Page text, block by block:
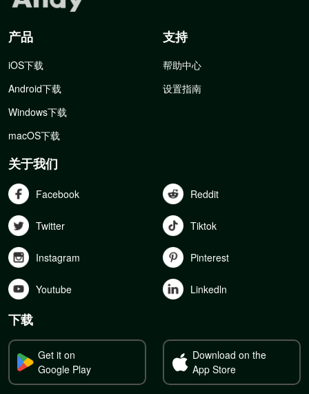
产品
iOS下载
Android下载
Windows下载
macOS下载
支持
帮助中心
设置指南
关于我们
Facebook Reddit
Twitter Tiktok
Instagram Pinterest
Youtube Linkedln
下载
Get it on
Google Play
Download on the
App Store